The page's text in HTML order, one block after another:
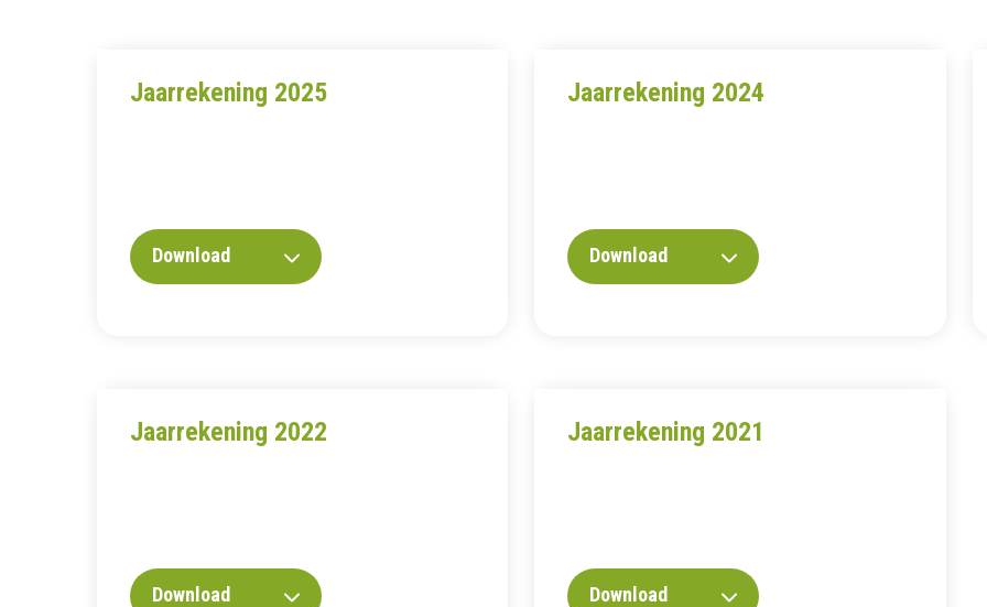
Jaarrekening 2025
Download
Jaarrekening 2024
Download
Jaarrekening 2022
Download
Jaarrekening 2021
Download